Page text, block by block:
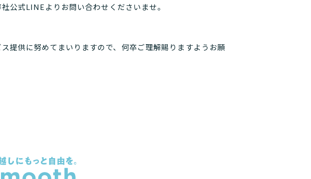
提供に努めてまいりますので、何卒ご理解賜りますようお願